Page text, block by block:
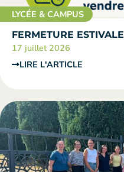
LYCÉE & CAMPUS
FERMETURE ESTIVALE
17 juillet 2026
LIRE L'ARTICLE